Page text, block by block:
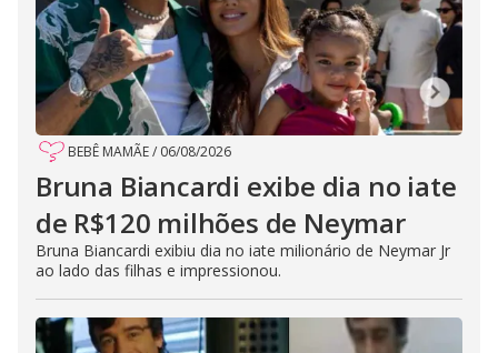
BEBÊ MAMÃE/ 06/08/2026
Bruna Biancardi exibe dia no iate
de R$120 milhões de Neymar
Bruna Biancardi exibiu dia no iate milionário de Neymar Jr
ao lado das filhas e impressionou.